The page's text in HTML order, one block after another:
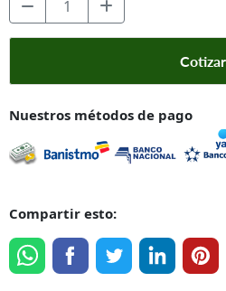
Cotizar
Nuestros métodos de pago
Compartir esto: